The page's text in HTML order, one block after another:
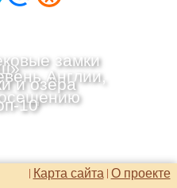
замки
Англии,
и озёра
10
О проекте
Карта сайта